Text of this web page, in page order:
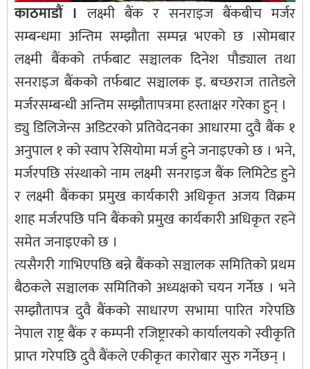
काठमाडौं । लक्ष्मी बैंक र सनराइज बैंकबीच मर्जर
सम्बन्धमा अन्तिम सम्झौता सम्पन्न भएको छ ।सोमबार
लक्ष्मी बैंकको तर्फबाट सञ्चालक दिनेश पौड्याल तथा
सनराइज बैंकको तर्फबाट सञ्चालक इ. बच्छराज तातेडले
मर्जरसम्बन्धी अन्तिम सम्झौतापत्रमा हस्ताक्षर गरेका हुन् ।
ड्यु डिलिजेन्स अडिटरको प्रतिवेदनका आधारमा दुवै बैंक १
अनुपाल १ को स्वाप रेसियोमा मर्ज हुने जनाइएको छ । भने,
मर्जरपछि संस्थाको नाम लक्ष्मी सनराइज बैंक लिमिटेड हुने
र लक्ष्मी बैंकका प्रमुख कार्यकारी अधिकृत अजय विक्रम
शाह मर्जरपछि पनि बैंकको प्रमुख कार्यकारी अधिकृत रहने
समेत जनाइएको छ ।
त्यसैगरी गाभिएपछि बन्ने बैंकको सञ्चालक समितिको प्रथम
बैठकले सञ्चालक समितिको अध्यक्षको चयन गर्नेछ । भने
सम्झौतापत्र दुवै बैंकको साधारण सभामा पारित गरेपछि
नेपाल राष्ट्र बैंक र कम्पनी रजिष्ट्रारको कार्यालयको स्वीकृति
प्राप्त गरेपछि दुवै बैंकले एकीकृत कारोबार सुरु गर्नेछन् ।